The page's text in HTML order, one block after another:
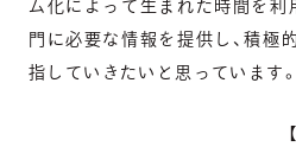
ム化によって生まれた時間を利
門に必要な情報を提供し、積極
指していきたいと思っています。